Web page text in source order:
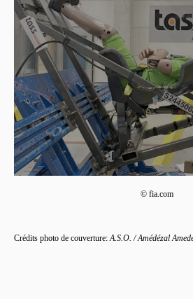
© fia.com
Crédits photo de couverture:A.S.O. / Amédézal